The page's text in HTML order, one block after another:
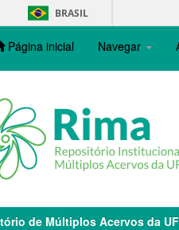
BRASIL
Página inicial Navegar
de Múltiplos Acervos da